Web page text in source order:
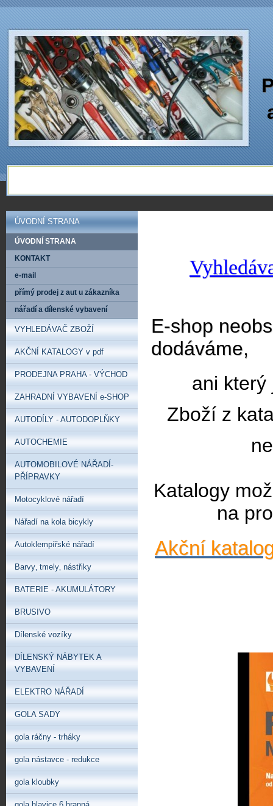
E-shop
dodáváme,
ani který
Zboží z
Katalogy
na
Akční
ÚVODNÍ STRANA
ÚVODNÍ STRANA
KONTAKT
e-mail
přímý prodej z aut u zákazníka
nářadí a dílenské vybavení
VYHLEDÁVAČ ZBOŽÍ
AKČNÍ KATALOGY v pdf
PRODEJNA PRAHA - VÝCHOD
ZAHRADNÍ VYBAVENÍ e-SHOP
AUTODÍLY - AUTODOPLŇKY
AUTOCHEMIE
AUTOMOBILOVÉ NÁŘADÍ-
PŘÍPRAVKY
Motocyklové nářadí
Nářadí na kola bicykly
Autoklempířské nářadí
Barvy‚ tmely‚ nástřiky
BATERIE - AKUMULÁTORY
BRUSIVO
Dílenské vozíky
DÍLENSKÝ NÁBYTEK A
VYBAVENÍ
ELEKTRO NÁŘADÍ
GOLA SADY
gola ráčny - trháky
gola nástavce - redukce
gola kloubky